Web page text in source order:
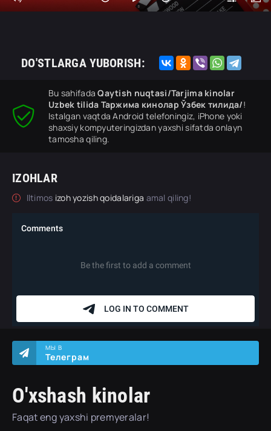
DO'STLARGA YUBORISH:
Bu sahifadaQaytish nuqtasi/Tarjima kinolar
Uzbek tilida Таржима кинолар Ўзбек тилида/!
Istalgan vaqtda Android telefoningiz, iPhone yoki
shaxsiy kompyuteringizdan yaxshi sifatda onlayn
tamosha qiling.
IZOHLAR
Iltimos izoh yozish qoidalariga amal qiling!
O'xshash kinolar
Faqat eng yaxshi premyeralar!
МЫ В
Телеграм